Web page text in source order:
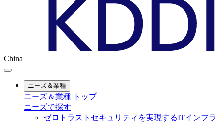
China
ニーズ＆業種
ニーズ＆業種 トップ
ニーズで探す
ゼロトラストセキュリティを実現するITインフラ